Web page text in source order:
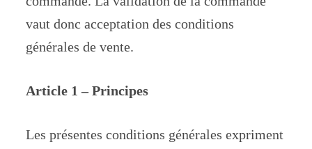
vaut donc acceptation des conditions
générales de vente.
Article 1 – Principes
Les présentes conditions générales expriment